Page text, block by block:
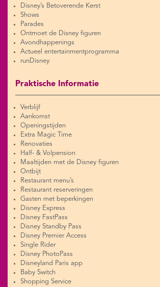
Disney’s Betoverende Kerst
Shows
Parades
Ontmoet de Disney figuren
Avondhappenings
Actueel entertainmentprogramma
runDisney
Praktische Informatie
Verblijf
Aankomst
Openingstijden
Extra Magic Time
Renovaties
Half- & Volpension
Maaltijden met de Disney figuren
Ontbijt
Restaurant menu’s
Restaurant reserveringen
Gasten met beperkingen
Disney Express
Disney FastPass
Disney Standby Pass
Disney Premier Access
Single Rider
Disney PhotoPass
Disneyland Paris app
Baby Switch
Shopping Service